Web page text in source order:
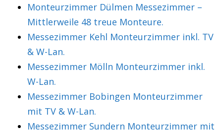
Monteurzimmer Dülmen Messezimmer –
Mittlerweile 48 treue Monteure.
Messezimmer Kehl Monteurzimmer inkl. TV
& W-Lan.
Messezimmer Mölln Monteurzimmer inkl.
W-Lan.
Messezimmer Bobingen Monteurzimmer
mit TV & W-Lan.
Messezimmer Sundern Monteurzimmer mit